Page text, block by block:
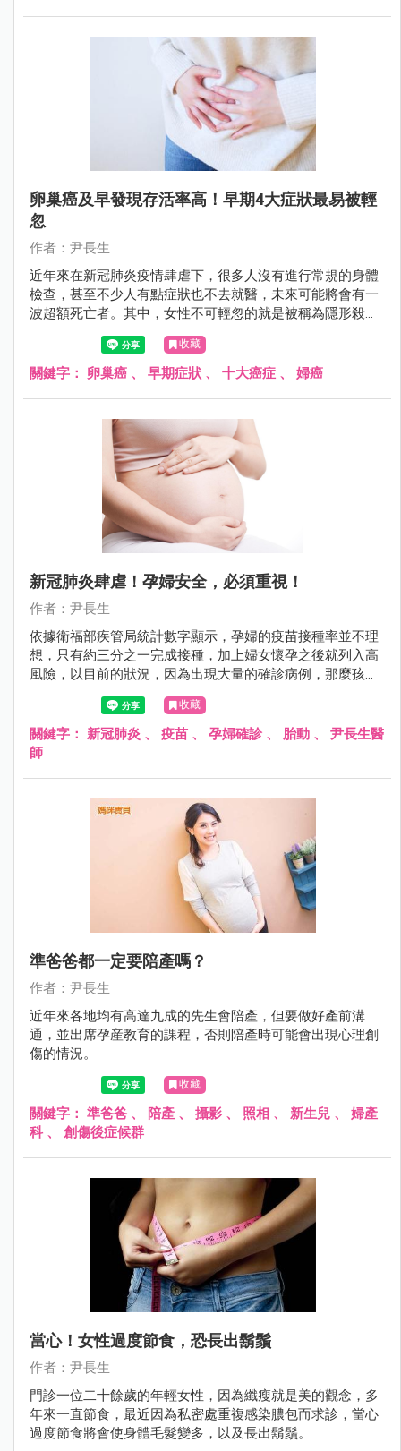
卵巢癌及早發現存活率高！早期4大症狀最易被輕
忽
作者：尹長生
近年來在新冠肺炎疫情肆虐下，很多人沒有進行常規的身體
檢查，甚至不少人有點症狀也不去就醫，未來可能將會有一
波超額死亡者。其中，女性不可輕忽的就是被稱為隱形殺手
的「卵巢癌」，其致死率與死亡人數都是婦科癌症的首位。
因此尹長生醫師提醒若符合早期症狀且存在1個月以上，要
盡快就醫詳細檢查。
收藏
關鍵字： 卵巢癌 、 早期症狀 、 十大癌症 、 婦癌
新冠肺炎肆虐！孕婦安全，必須重視！
作者：尹長生
依據衛福部疾管局統計數字顯示，孕婦的疫苗接種率並不理
想，只有約三分之一完成接種，加上婦女懷孕之後就列入高
風險，以目前的狀況，因為出現大量的確診病例，那麼孩
童、中老年的高危者、懷孕母親等..就醫能量將被壓縮。
收藏
關鍵字： 新冠肺炎 、 疫苗 、 孕婦確診 、 胎動 、 尹長生醫
師
準爸爸都一定要陪產嗎？
作者：尹長生
近年來各地均有高達九成的先生會陪產，但要做好產前溝
通，並出席孕産教育的課程，否則陪產時可能會出現心理創
傷的情況。
收藏
關鍵字： 準爸爸 、 陪產 、 攝影 、 照相 、 新生兒 、 婦產
科、 創傷後症候群
當心！女性過度節食，恐長出鬍鬚
作者：尹長生
門診一位二十餘歲的年輕女性，因為纖瘦就是美的觀念，多
年來一直節食，最近因為私密處重複感染膿包而求診，當心
過度節食將會使身體毛髮變多，以及長出鬍鬚。